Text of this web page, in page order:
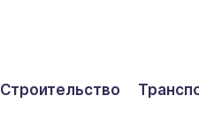
Строительство